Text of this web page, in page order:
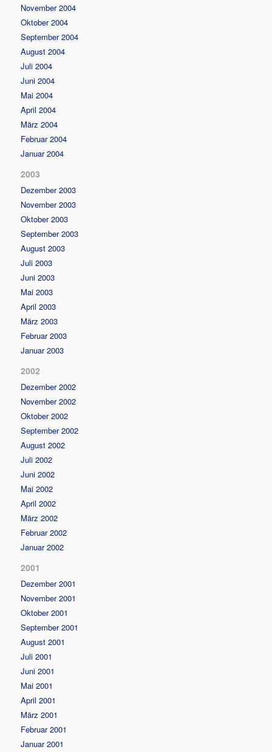
November 2004
Oktober 2004
September 2004
August 2004
Juli 2004
Juni 2004
Mai 2004
April 2004
März 2004
Februar 2004
Januar 2004
2003
Dezember 2003
November 2003
Oktober 2003
September 2003
August 2003
Juli 2003
Juni 2003
Mai 2003
April 2003
März 2003
Februar 2003
Januar 2003
2002
Dezember 2002
November 2002
Oktober 2002
September 2002
August 2002
Juli 2002
Juni 2002
Mai 2002
April 2002
März 2002
Februar 2002
Januar 2002
2001
Dezember 2001
November 2001
Oktober 2001
September 2001
August 2001
Juli 2001
Juni 2001
Mai 2001
April 2001
März 2001
Februar 2001
Januar 2001